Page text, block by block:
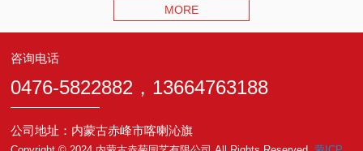
MORE
咨询电话
0476-5822882，13664763188
公司地址：内蒙古赤峰市喀喇沁旗